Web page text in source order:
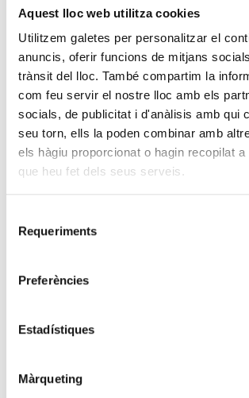
Aquest lloc web utilitza cookies
Utilitzem galetes per personalitzar el
anuncis, oferir funcions de mitjans
trànsit del lloc. També compartim la
com feu servir el nostre lloc amb els
socials, de publicitat i d'anàlisis amb qui
seu torn, ells la poden combinar amb
els hàgiu proporcionat o hagin recopilat a
que heu fet dels seus serveis.
Requeriments
Preferències
Estadístiques
Màrqueting